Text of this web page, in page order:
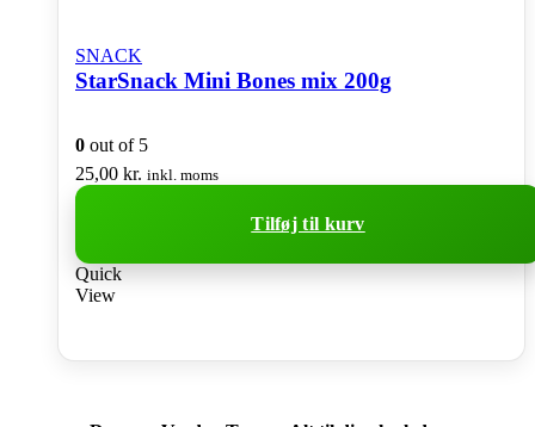
SNACK
StarSnack Mini Bones mix 200g
0 out of 5
25,00 kr. inkl. moms
Tilføj til kurv
Quick
View